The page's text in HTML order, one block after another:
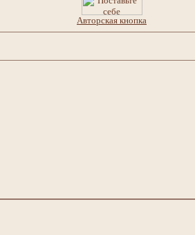
Авторская кнопка